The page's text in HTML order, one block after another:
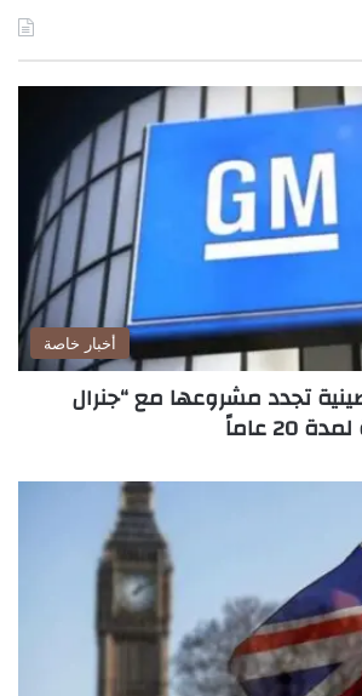
أخبار خاصة
تجدد مشروعها مع “جنرال
عاماً